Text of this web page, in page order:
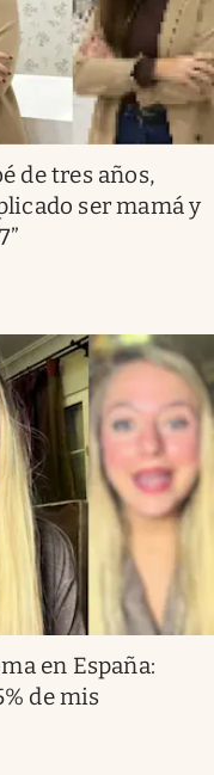
de tres años,
ser mamá y
en España:
de mis